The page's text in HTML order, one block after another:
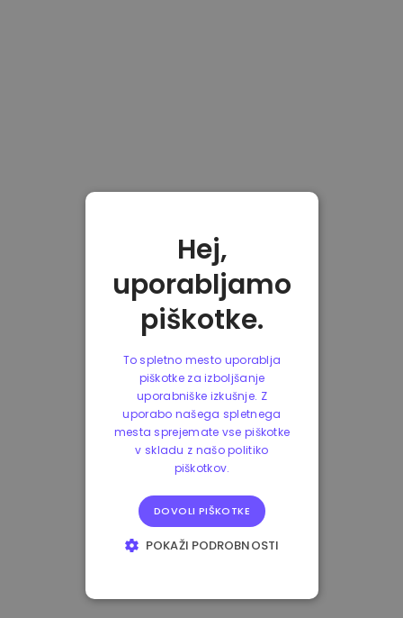
Hej,
uporabljamo
piškotke.
To spletno mesto uporablja
piškotke za izboljšanje
uporabniške izkušnje. Z
uporabo našega spletnega
mesta sprejemate vse piškotke
v skladu z našo politiko
piškotkov.
DOVOLI PIŠKOTKE
POKAŽI PODROBNOSTI